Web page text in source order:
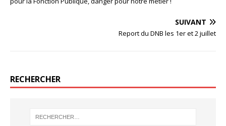
SUIVANT
Report du DNB les 1er et 2 juillet
RECHERCHER